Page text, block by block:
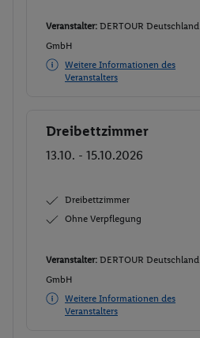
Veranstalter: DERTOUR Deutschland
GmbH
Weitere Informationen des
Veranstalters
Buchen
Dreibettzimmer
13.10. - 15.10.2026
Dreibettzimmer
Ohne Verpflegung
Veranstalter: DERTOUR Deutschland
GmbH
Weitere Informationen des
Veranstalters